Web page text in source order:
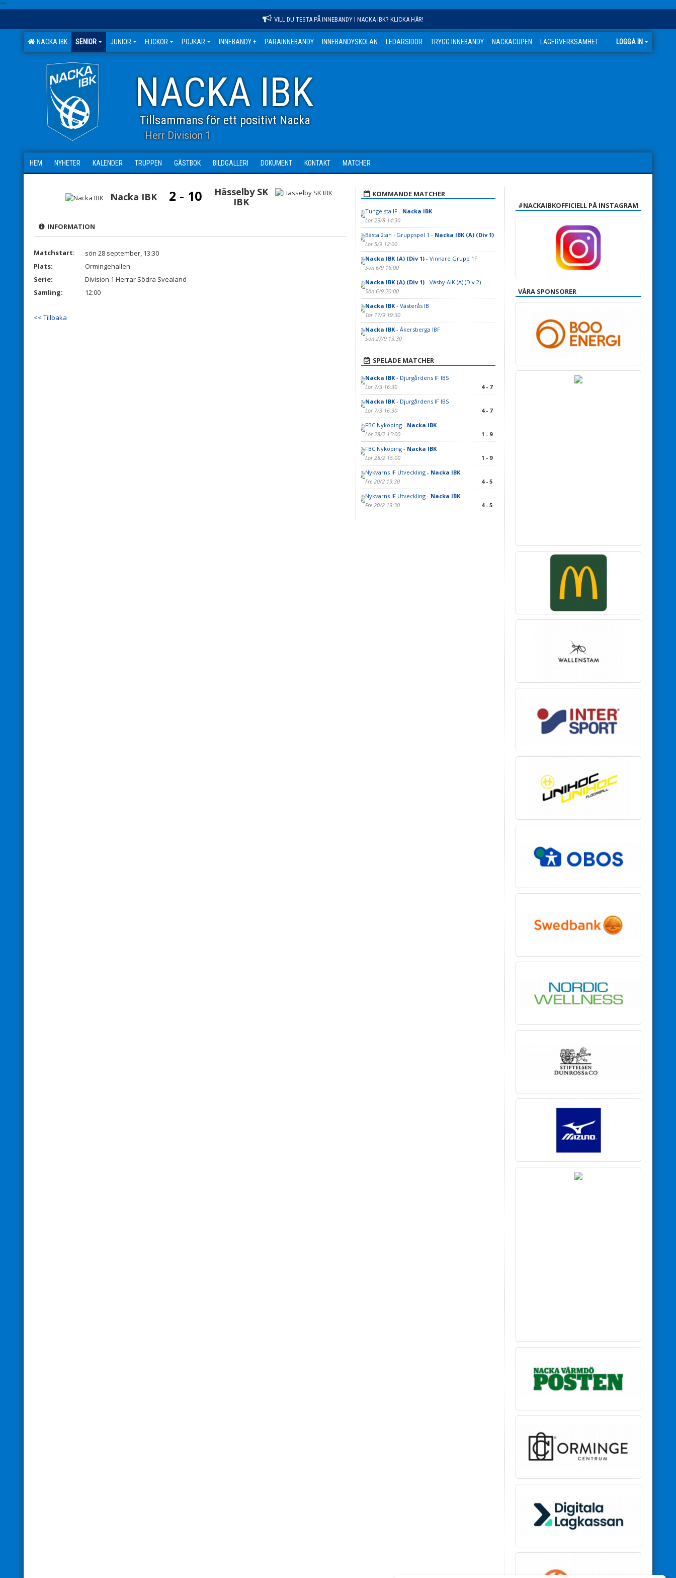
""
VILL DU TESTA PÅ INNEBANDY I NACKA IBK? KLICKA HÄR!
NACKA IBK SENIOR JUNIOR FLICKOR POJKAR INNEBANDY + PARAINNEBANDY INNEBANDYSKOLAN LEDARSIDOR TRYGG INNEBANDY NACKACUPEN LÄGERVERKSAMHET LOGGA IN
NACKA IBK
Tillsammans för ett positivt Nacka
Herr Division 1
HEM NYHETER KALENDER TRUPPEN GÄSTBOK BILDGALLERI DOKUMENT KONTAKT MATCHER
Nacka IBK 2 - 10
Hässelby SK
IBK
INFORMATION
Matchstart:
sön 28 september, 13:30
Plats:
Ormingehallen
Serie:
Division 1 Herrar Södra Svealand
Samling:
12:00
<< Tillbaka
KOMMANDE MATCHER
Tungelsta IF - Nacka IBK
Lör 29/8 14:30
Bästa 2:an i Gruppspel 1 - Nacka IBK (A) (Div 1)
Lör 5/9 12:00
Nacka IBK (A) (Div 1)- Vinnare Grupp 1F
Sön 6/9 16:00
Nacka IBK (A) (Div 1)- Väsby AIK (A) (Div 2)
Sön 6/9 20:00
Nacka IBK- Västerås IB
Tor 17/9 19:30
Nacka IBK- Åkersberga IBF
Sön 27/9 13:30
SPELADE MATCHER
Nacka IBK- Djurgårdens IF IBS
Lör 7/3 16:30
4 - 7
Nacka IBK- Djurgårdens IF IBS
Lör 7/3 16:30
4 - 7
FBC Nyköping - Nacka IBK
Lör 28/2 15:00
1 - 9
FBC Nyköping - Nacka IBK
Lör 28/2 15:00
1 - 9
Nykvarns IF Utveckling - Nacka IBK
Fre 20/2 19:30
4 - 5
Nykvarns IF Utveckling - Nacka IBK
Fre 20/2 19:30
4 - 5
#NACKAIBKOFFICIELL PÅ INSTAGRAM
VÅRA SPONSORER